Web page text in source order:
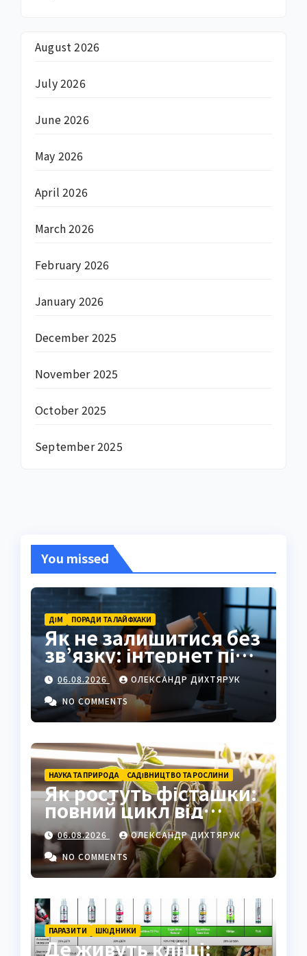
August 2026
July 2026
June 2026
May 2026
April 2026
March 2026
February 2026
January 2026
December 2025
November 2025
October 2025
September 2025
You missed
ДІМ ПОРАДИ ТА ЛАЙФХАКИ
Як не залишитися без
зв’язку: інтернет під
час відключень світла
06.08.2026
ОЛЕКСАНДР ДИХТЯРУК
NO COMMENTS
НАУКА ТА ПРИРОДА САДІВНИЦТВО ТА РОСЛИНИ
Як ростуть фісташки:
повний цикл від
насіння до стиглого
горіха
06.08.2026
ОЛЕКСАНДР ДИХТЯРУК
NO COMMENTS
ПАРАЗИТИ ШКІДНИКИ
Де живуть кліщі: